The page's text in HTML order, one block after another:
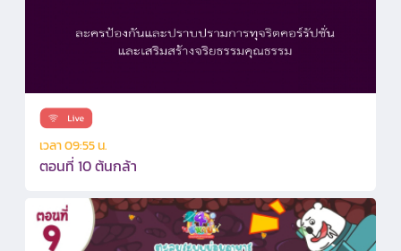
เวลา 09:55 น.
ตอนที่ 10 ต้นกล้า